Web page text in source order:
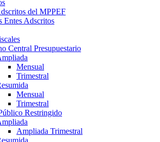
del MPPEF
Entes Adscritos
Central Presupuestario
Mensual
Trimestral
Mensual
Trimestral
Restringido
Ampliada Trimestral